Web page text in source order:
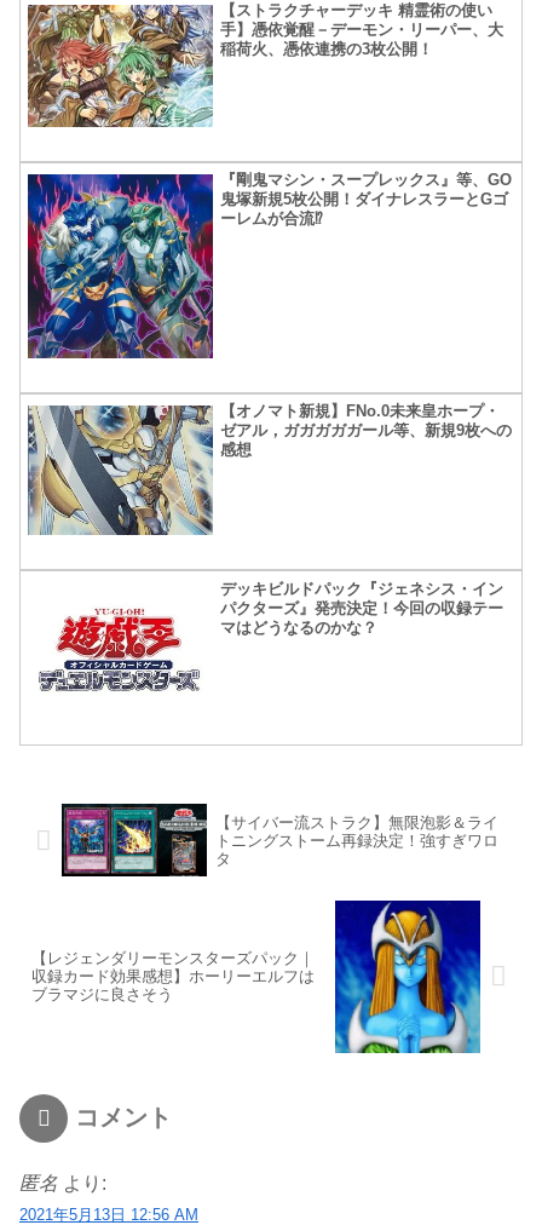
【ストラクチャーデッキ 精霊術の使い
手】憑依覚醒－デーモン・リーパー、大
稲荷火、憑依連携の3枚公開！
『剛鬼マシン・スープレックス』等、GO
鬼塚新規5枚公開！ダイナレスラーとGゴ
ーレムが合流⁉
【オノマト新規】FNo.0未来皇ホープ・
ゼアル，ガガガガガール等、新規9枚への
感想
デッキビルドパック『ジェネシス・イン
パクターズ』発売決定！今回の収録テー
マはどうなるのかな？
【サイバー流ストラク】無限泡影＆ライ
トニングストーム再録決定！強すぎワロ
タ
【レジェンダリーモンスターズパック｜
収録カード効果感想】ホーリーエルフは
ブラマジに良さそう
コメント
匿名 より:
2021年5月13日 12:56 AM